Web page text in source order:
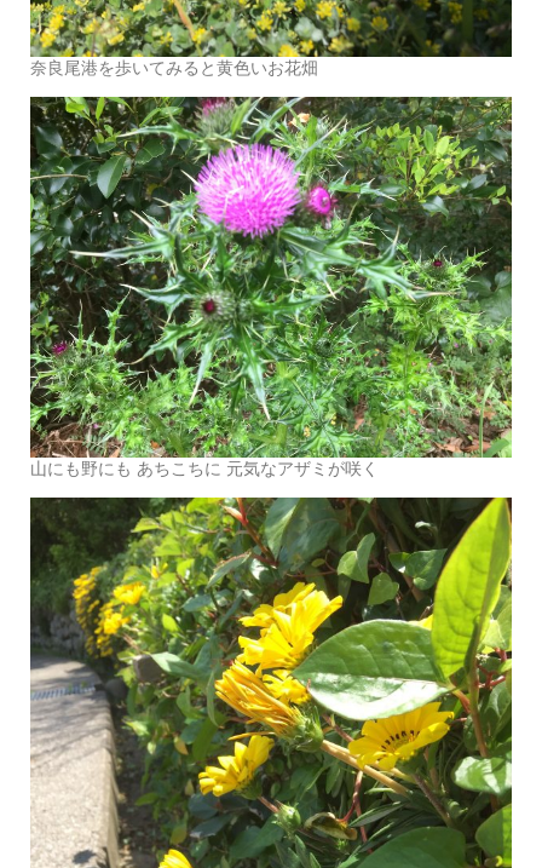
奈良尾港を歩いてみると黄色いお花畑
山にも野にも あちこちに 元気なアザミが咲く